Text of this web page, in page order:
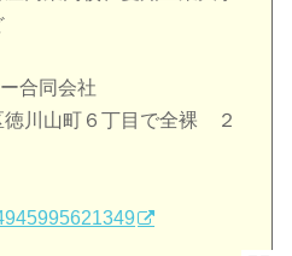
合同会社
徳川山町６丁目で全裸 ２